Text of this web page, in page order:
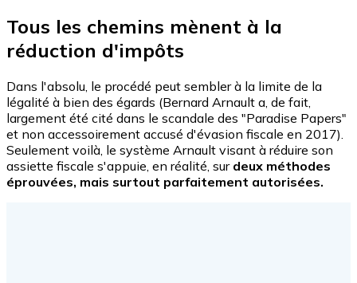
Tous les chemins mènent à la
réduction d'impôts
Dans l'absolu, le procédé peut sembler à la limite de la
légalité à bien des égards (Bernard Arnault a, de fait,
largement été cité dans le scandale des "Paradise Papers"
et non accessoirement accusé d'évasion fiscale en 2017).
Seulement voilà, le système Arnault visant à réduire son
assiette fiscale s'appuie, en réalité, sur deux méthodes
éprouvées, mais surtout parfaitement autorisées.